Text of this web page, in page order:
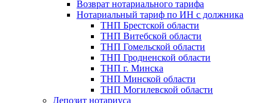
Возврат нотариального тарифа
Нотариальный тариф по ИН с должника
ТНП Брестской области
ТНП Витебской области
ТНП Гомельской области
ТНП Гродненской области
ТНП г. Минска
ТНП Минской области
ТНП Могилевской области
Депозит нотариуса